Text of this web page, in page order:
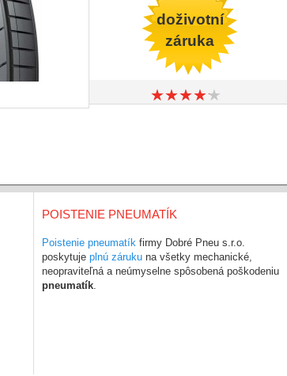
doživotní
záruka
★★★★★
★★★★★
POISTENIE PNEUMATÍK
Poistenie pneumatík firmy Dobré Pneu s.r.o.
poskytuje plnú záruku na všetky mechanické,
neopraviteľná a neúmyselne spôsobená poškodeniu
pneumatík.